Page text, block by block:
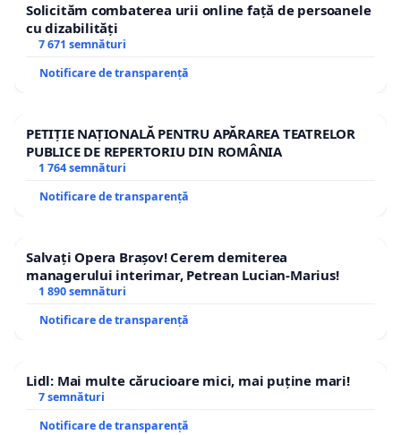
Solicităm combaterea urii online față de persoanele
cu dizabilități
7 671 semnături
Notificare de transparență
PETIȚIE NAȚIONALĂ PENTRU APĂRAREA TEATRELOR
PUBLICE DE REPERTORIU DIN ROMÂNIA
1 764 semnături
Notificare de transparență
Salvați Opera Brașov! Cerem demiterea
managerului interimar, Petrean Lucian-Marius!
1 890 semnături
Notificare de transparență
Lidl: Mai multe cărucioare mici, mai puține mari!
7 semnături
Notificare de transparență